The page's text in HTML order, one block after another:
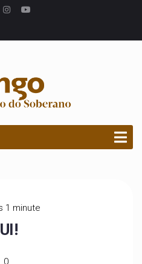
1 minute
0